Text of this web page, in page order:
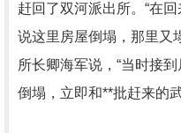
赶回了双河派出所。“在
说这里房屋倒塌，那里又
所长卿海军说，“当时接
倒塌，立即和**批赶来的